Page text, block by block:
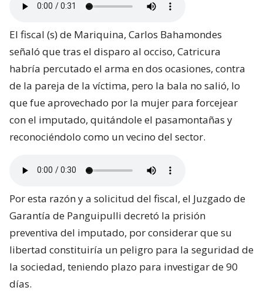
El fiscal (s) de Mariquina, Carlos Bahamondes
señaló que tras el disparo al occiso, Catricura
habría percutado el arma en dos ocasiones, contra
de la pareja de la víctima, pero la bala no salió, lo
que fue aprovechado por la mujer para forcejear
con el imputado, quitándole el pasamontañas y
reconociéndolo como un vecino del sector.
Por esta razón y a solicitud del fiscal, el Juzgado de
Garantía de Panguipulli decretó la prisión
preventiva del imputado, por considerar que su
libertad constituiría un peligro para la seguridad de
la sociedad, teniendo plazo para investigar de 90
días.